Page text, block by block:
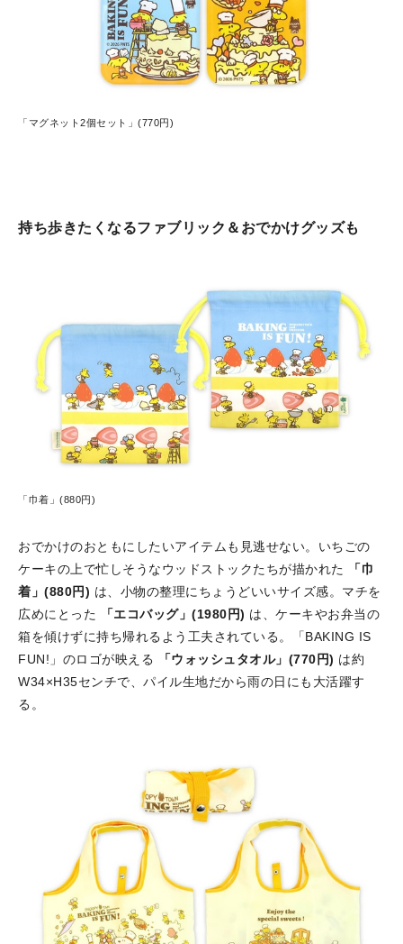
「マグネット2個セット」(770円)
持ち歩きたくなるファブリック＆おでかけグッズも
「巾着」(880円)
おでかけのおともにしたいアイテムも見逃せない。いちごの
ケーキの上で忙しそうなウッドストックたちが描かれた
「巾
着」(880円) は、小物の整理にちょうどいいサイズ感。マチを
広めにとった
「エコバッグ」(1980円) は、ケーキやお弁当の
箱を傾けずに持ち帰れるよう工夫されている。「BAKING IS
FUN!」のロゴが映える
「ウォッシュタオル」(770円) は約
W34×H35センチで、パイル生地だから雨の日にも大活躍す
る。